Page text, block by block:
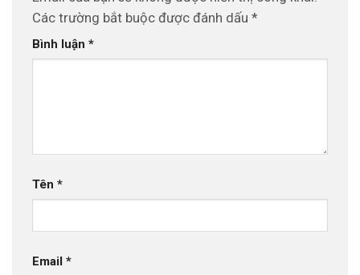
Các trường bắt buộc được đánh dấu *
Bình luận *
Tên *
Email *